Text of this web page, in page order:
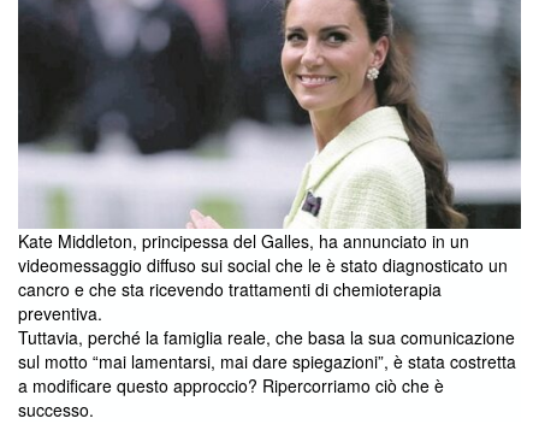
Kate Middleton, principessa del Galles, ha annunciato in un
videomessaggio diffuso sui social che le è stato diagnosticato un
cancro e che sta ricevendo trattamenti di chemioterapia
preventiva.
Tuttavia, perché la famiglia reale, che basa la sua comunicazione
sul motto “mai lamentarsi, mai dare spiegazioni”, è stata costretta
a modificare questo approccio? Ripercorriamo ciò che è
successo.